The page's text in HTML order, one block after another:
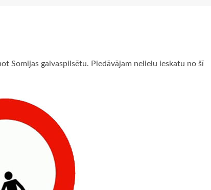
Somijas galvaspilsētu. Piedāvājam nelielu ieskatu no šī